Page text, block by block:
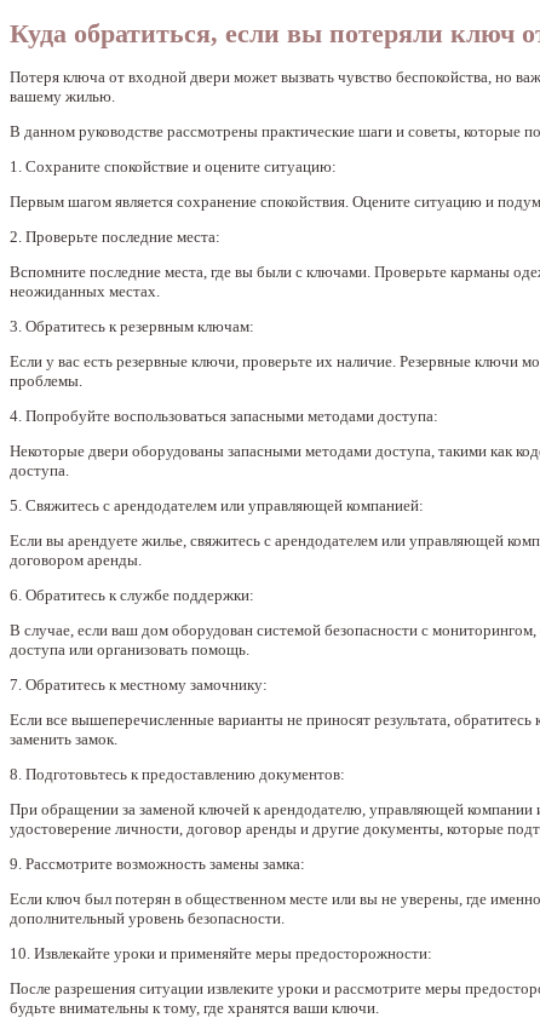
Куда обратиться, если вы потеряли ключ
Потеря ключа от входной двери может вызвать чувство беспокойства, но
вашему жилью.
В данном руководстве рассмотрены практические шаги и советы, которые
1. Сохраните спокойствие и оцените ситуацию:
Первым шагом является сохранение спокойствия. Оцените ситуацию и
2. Проверьте последние места:
Вспомните последние места, где вы были с ключами. Проверьте карманы
неожиданных местах.
3. Обратитесь к резервным ключам:
Если у вас есть резервные ключи, проверьте их наличие. Резервные ключи
проблемы.
4. Попробуйте воспользоваться запасными методами доступа:
Некоторые двери оборудованы запасными методами доступа, такими как
доступа.
5. Свяжитесь с арендодателем или управляющей компанией:
Если вы арендуете жилье, свяжитесь с арендодателем или управляющей
договором аренды.
6. Обратитесь к службе поддержки:
В случае, если ваш дом оборудован системой безопасности с
доступа или организовать помощь.
7. Обратитесь к местному замочнику:
Если все вышеперечисленные варианты не приносят результата,
заменить замок.
8. Подготовьтесь к предоставлению документов:
При обращении за заменой ключей к арендодателю, управляющей
удостоверение личности, договор аренды и другие документы, которые
9. Рассмотрите возможность замены замка:
Если ключ был потерян в общественном месте или вы не уверены, где
дополнительный уровень безопасности.
10. Извлекайте уроки и применяйте меры предосторожности:
После разрешения ситуации извлеките уроки и рассмотрите меры
будьте внимательны к тому, где хранятся ваши ключи.